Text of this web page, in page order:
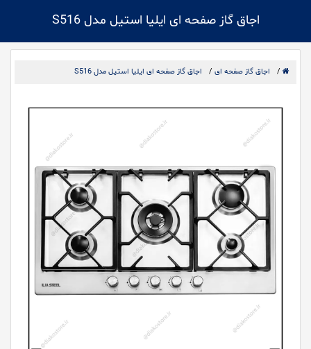
اجاق گاز صفحه ای ایلیا استیل مدل S516
/ اجاق گاز صفحه ای / اجاق گاز صفحه ای ایلیا استیل مدل S516